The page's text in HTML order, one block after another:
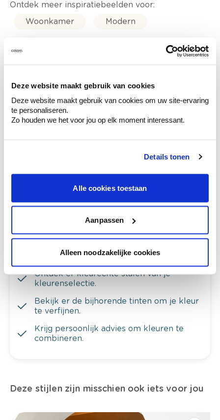
Deze website maakt gebruik van cookies
Deze website maakt gebruik van cookies om uw site-ervaring
te personaliseren.
Zo houden we het voor jou op elk moment interessant.
Details tonen
Alle cookies toestaan
Aanpassen
Alleen noodzakelijke cookies
Ontdek meer inspiratiebeelden voor:
Woonkamer
Modern
en je meubels.
van je muren.
Ontdek er kleurechte stalen van je
kleurenselectie.
Bekijk er de bijhorende tinten om je kleur
te verfijnen.
Krijg persoonlijk advies om kleuren te
combineren.
Deze stijlen zijn misschien ook iets voor jou